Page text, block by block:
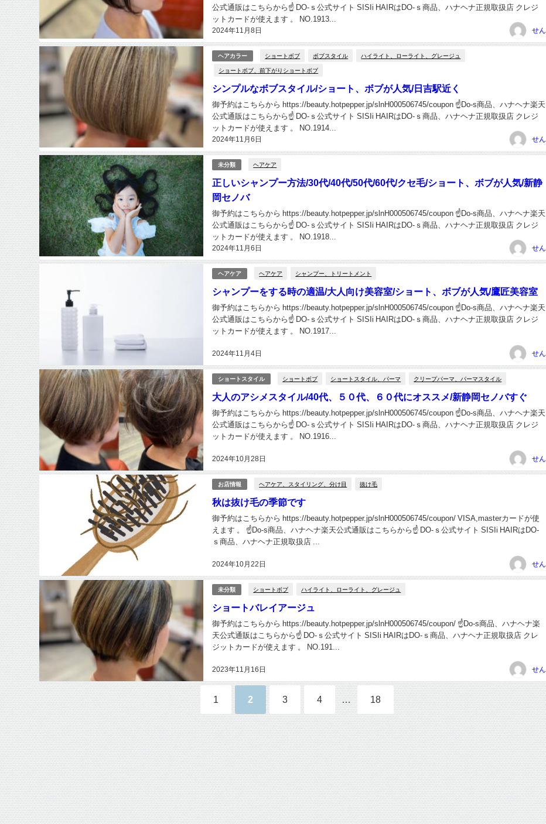
2024年11月8日
公式通販はこちらから☝ DO-ｓ公式サイト SISIi HAIRはDO-ｓ商品、ハナヘナ正規取扱店 クレジ
ットカードが使えます 。 NO.1913...
せん
ヘアカラー ショートボブ ボブスタイル ハイライト、ローライト、グレージュ
ショートボブ、前下がりショートボブ
シンプルなボブスタイル/ショート、ボブが人気/日吉駅近く
2024年11月6日
御予約はこちらから https://beauty.hotpepper.jp/slnH000506745/coupon ☝Do-s商品、ハナヘナ楽天
公式通販はこちらから☝ DO-ｓ公式サイト SISIi HAIRはDO-ｓ商品、ハナヘナ正規取扱店 クレジ
ットカードが使えます 。 NO.1914...
せん
未分類 ヘアケア
正しいシャンプー方法/30代/40代/50代/60代/クセ毛/ショート、ボブが人気/新静
岡セノバ
2024年11月6日
御予約はこちらから https://beauty.hotpepper.jp/slnH000506745/coupon ☝Do-s商品、ハナヘナ楽天
公式通販はこちらから☝ DO-ｓ公式サイト SISIi HAIRはDO-ｓ商品、ハナヘナ正規取扱店 クレジ
ットカードが使えます 。 NO.1918...
せん
ヘアケア ヘアケア シャンプー、トリートメント
シャンプーをする時の適温/大人向け美容室/ショート、ボブが人気/鷹匠美容室
2024年11月4日
御予約はこちらから https://beauty.hotpepper.jp/slnH000506745/coupon ☝Do-s商品、ハナヘナ楽天
公式通販はこちらから☝ DO-ｓ公式サイト SISIi HAIRはDO-ｓ商品、ハナヘナ正規取扱店 クレジ
ットカードが使えます 。 NO.1917...
せん
ショートスタイル ショートボブ ショートスタイル、パーマ クリープパーマ、パーマスタイル
大人のアシメスタイル/40代、５０代、６０代にオススメ/新静岡セノバすぐ
2024年10月28日
御予約はこちらから https://beauty.hotpepper.jp/slnH000506745/coupon ☝Do-s商品、ハナヘナ楽天
公式通販はこちらから☝ DO-ｓ公式サイト SISIi HAIRはDO-ｓ商品、ハナヘナ正規取扱店 クレジ
ットカードが使えます 。 NO.1916...
せん
お店情報 ヘアケア、スタイリング、分け目 抜け毛
秋は抜け毛の季節です
2024年10月22日
御予約はこちらから https://beauty.hotpepper.jp/slnH000506745/coupon/ VISA,masterカードが使
えます 。 ☝Do-s商品、ハナヘナ楽天公式通販はこちらから☝ DO-ｓ公式サイト SISIi HAIRはDO-
ｓ商品、ハナヘナ正規取扱店 ...
せん
未分類 ショートボブ ハイライト、ローライト、グレージュ
ショートバレイアージュ
2023年11月16日
御予約はこちらから https://beauty.hotpepper.jp/slnH000506745/coupon/ ☝Do-s商品、ハナヘナ楽
天公式通販はこちらから☝ DO-ｓ公式サイト SISIi HAIRはDO-ｓ商品、ハナヘナ正規取扱店 クレ
ジットカードが使えます 。 NO.191...
せん
1 2 3 4 18